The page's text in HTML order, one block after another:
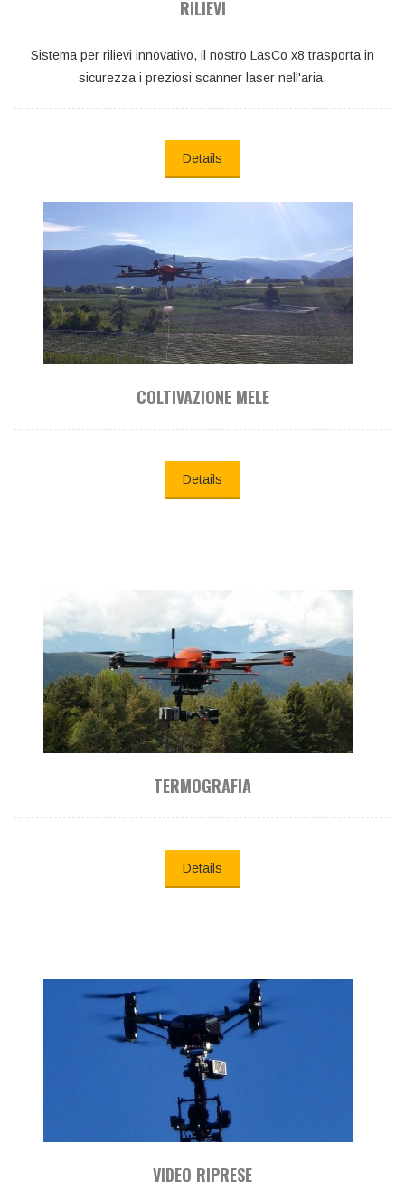
RILIEVI
Sistema per rilievi innovativo, il nostro LasCo x8 trasporta in
sicurezza i preziosi scanner laser nell'aria.
Details
COLTIVAZIONE MELE
Details
TERMOGRAFIA
Details
VIDEO RIPRESE